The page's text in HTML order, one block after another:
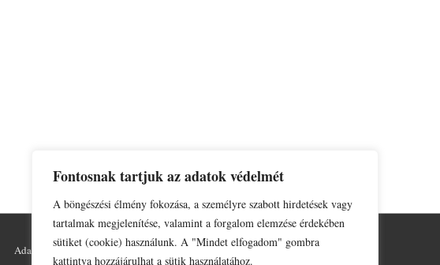
Fontosnak tartjuk az adatok védelmét
A böngészési élmény fokozása, a személyre szabott hirdetések vagy
tartalmak megjelenítése, valamint a forgalom elemzése érdekében
sütiket (cookie) használunk. A "Mindet elfogadom" gombra
kattintva hozzájárulhat a sütik használatához.
Adatkezelési tájékoztató Impresszum